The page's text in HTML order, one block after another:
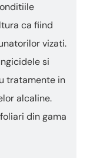
ca fiind
vizati.
si
tratamente in
alcaline.
din gama